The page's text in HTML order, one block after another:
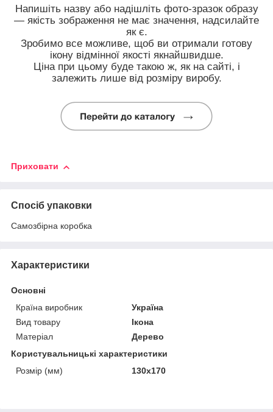
Напишіть назву або надішліть фото-зразок образу
— якість зображення не має значення, надсилайте
як є.
Зробимо все можливе, щоб ви отримали готову
ікону відмінної якості якнайшвидше.
Ціна при цьому буде такою ж, як на сайті, і
залежить лише від розміру виробу.
Приховати
Спосіб упаковки
Самозбірна коробка
Характеристики
Основні
Країна виробник
Україна
Вид товару
Ікона
Матеріал
Дерево
Користувальницькі характеристики
Розмір (мм)
130х170